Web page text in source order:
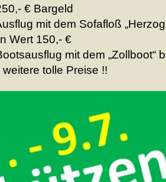
€ Bargeld
mit dem Sofafloß
Wert 150,- €
mit dem „Zollboot“
tolle Preise !!